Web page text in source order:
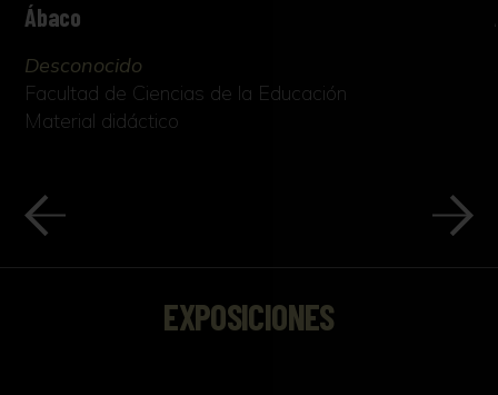
Ábaco
Desconocido
Facultad de Ciencias de la Educación
Material didáctico
EXPOSICIONES